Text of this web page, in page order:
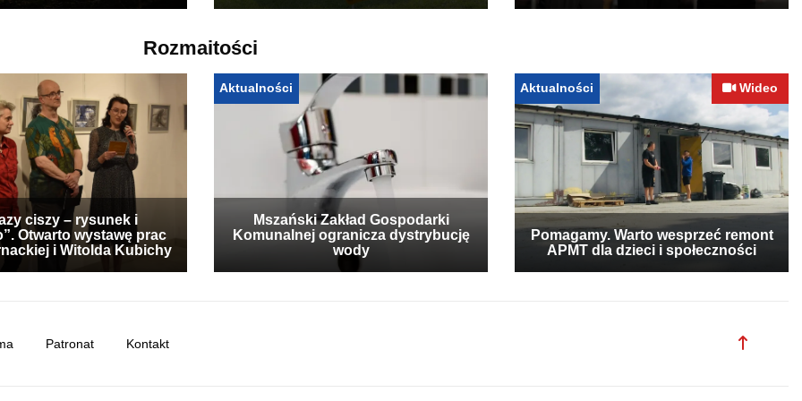
Rozmaitości
ciszy – rysunek i
Otwarto wystawę prac
i Witolda Kubichy
Aktualności
Mszański Zakład Gospodarki
Komunalnej ogranicza dystrybucję
wody
Aktualności Wideo
Pomagamy. Warto wesprzeć remont
APMT dla dzieci i społeczności
Patronat Kontakt